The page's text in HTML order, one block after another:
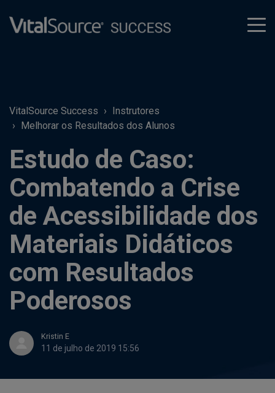
VitalSource Success
Instrutores
Melhorar os Resultados dos Alunos
Estudo de Caso:
Combatendo a Crise
de Acessibilidade dos
Materiais Didáticos
com Resultados
Poderosos
Kristin E
11 de julho de 2019 15:56